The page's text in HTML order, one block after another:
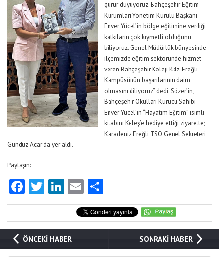
gurur duyuyoruz. Bahçeşehir Eğitim
Kurumları Yönetim Kurulu Başkanı
Enver Yücel’in bölge eğitimine verdiği
katkıların çok kıymetli olduğunu
biliyoruz. Genel Müdürlük bünyesinde
ilçemizde eğitim sektöründe hizmet
veren Bahçeşehir Koleji Kdz. Ereğli
Kampüsünün başarılarının daim
olmasını diliyoruz” dedi. Sözer’in,
Bahçeşehir Okulları Kurucu Sahibi
Enver Yücel’in “Hayatım Eğitim” isimli
kitabını Keleş’e hediye ettiği ziyarette;
Karadeniz Ereğli TSO Genel Sekreteri
Gündüz Acar da yer aldı.
Paylaşın:
Facebook
Twitter
LinkedIn
Email
ÖNCEKİ HABER SONRAKİ HABER